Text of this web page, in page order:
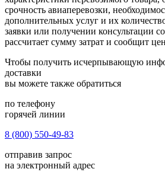
срочность авиаперевозки,
дополнительных услуг и их
заявки или получении консультации
рассчитает сумму затрат и сообщит
Чтобы получить исчерпывающую
доставки
вы можете также обратиться
по телефону
горячей линии
8 (800) 550-49-83
отправив запрос
на электронный адрес